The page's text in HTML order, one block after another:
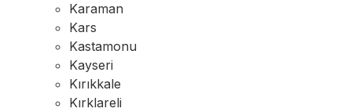
Karaman
Kars
Kastamonu
Kayseri
Kırıkkale
Kırklareli